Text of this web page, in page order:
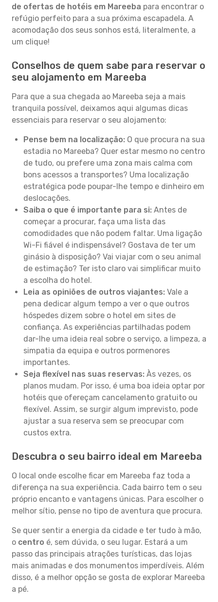
de ofertas de hotéis em Mareeba para encontrar o
refúgio perfeito para a sua próxima escapadela. A
acomodação dos seus sonhos está, literalmente, a
um clique!
Conselhos de quem sabe para reservar o
seu alojamento em Mareeba
Para que a sua chegada ao Mareeba seja a mais
tranquila possível, deixamos aqui algumas dicas
essenciais para reservar o seu alojamento:
Pense bem na localização: O que procura na sua
estadia no Mareeba? Quer estar mesmo no centro
de tudo, ou prefere uma zona mais calma com
bons acessos a transportes? Uma localização
estratégica pode poupar-lhe tempo e dinheiro em
deslocações.
Saiba o que é importante para si: Antes de
começar a procurar, faça uma lista das
comodidades que não podem faltar. Uma ligação
Wi-Fi fiável é indispensável? Gostava de ter um
ginásio à disposição? Vai viajar com o seu animal
de estimação? Ter isto claro vai simplificar muito
a escolha do hotel.
Leia as opiniões de outros viajantes: Vale a
pena dedicar algum tempo a ver o que outros
hóspedes dizem sobre o hotel em sites de
confiança. As experiências partilhadas podem
dar-lhe uma ideia real sobre o serviço, a limpeza, a
simpatia da equipa e outros pormenores
importantes.
Seja flexível nas suas reservas: Às vezes, os
planos mudam. Por isso, é uma boa ideia optar por
hotéis que ofereçam cancelamento gratuito ou
flexível. Assim, se surgir algum imprevisto, pode
ajustar a sua reserva sem se preocupar com
custos extra.
Descubra o seu bairro ideal em Mareeba
O local onde escolhe ficar em Mareeba faz toda a
diferença na sua experiência. Cada bairro tem o seu
próprio encanto e vantagens únicas. Para escolher o
melhor sítio, pense no tipo de aventura que procura.
Se quer sentir a energia da cidade e ter tudo à mão,
o centro é, sem dúvida, o seu lugar. Estará a um
passo das principais atrações turísticas, das lojas
mais animadas e dos monumentos imperdíveis. Além
disso, é a melhor opção se gosta de explorar Mareeba
a pé.